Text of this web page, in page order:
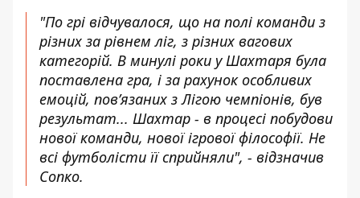
"По грі відчувалося, що на полі команди з
різних за рівнем ліг, з різних вагових
категорій. В минулі роки у Шахтаря була
поставлена гра, і за рахунок особливих
емоцій, пов’язаних з Лігою чемпіонів, був
результат... Шахтар - в процесі побудови
нової команди, нової ігрової філософії. Не
всі футболісти її сприйняли", - відзначив
Сопко.